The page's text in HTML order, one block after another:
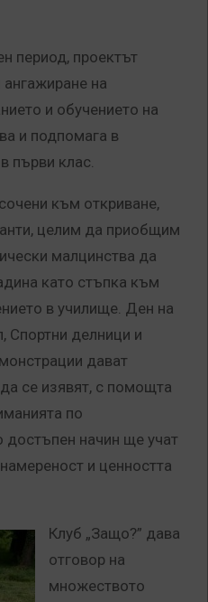
период, проектът
на
и обучението на
и подпомага в
първи клас.
към откриване,
целим да приобщим
малцинства да
като стъпка към
в училище. Ден на
Спортни делници и
дават
се изявят, с помощта
по
достъпен начин ще учат
и ценността
Клуб „Защо?” дава
отговор на
множеството